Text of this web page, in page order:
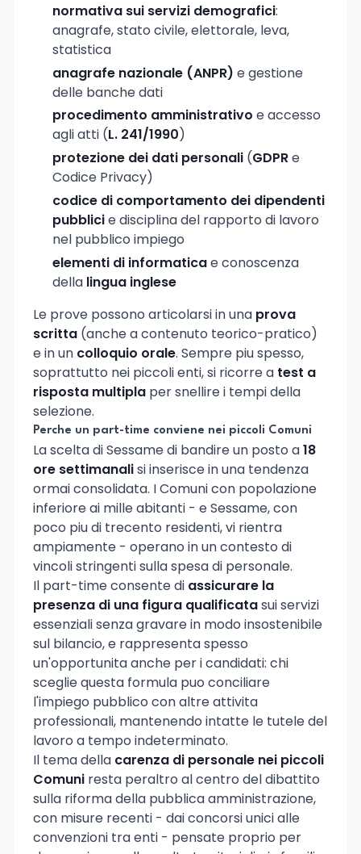
normativa sui servizi demografici:
anagrafe, stato civile, elettorale, leva,
statistica
anagrafe nazionale (ANPR) e gestione
delle banche dati
procedimento amministrativo e accesso
agli atti (L. 241/1990)
protezione dei dati personali (GDPRe
Codice Privacy)
codice di comportamento dei dipendenti
pubblicie disciplina del rapporto di lavoro
nel pubblico impiego
elementi di informaticae conoscenza
della lingua inglese
Le prove possono articolarsi in una prova
scritta (anche a contenuto teorico-pratico)
e in un colloquio orale. Sempre piu spesso,
soprattutto nei piccoli enti, si ricorre a test a
risposta multipla per snellire i tempi della
selezione.
Perche un part-time conviene nei piccoli Comuni
La scelta di Sessame di bandire un posto a18
ore settimanalisi inserisce in una tendenza
ormai consolidata. I Comuni con popolazione
inferiore ai mille abitanti - e Sessame, con
poco piu di trecento residenti, vi rientra
ampiamente - operano in un contesto di
vincoli stringenti sulla spesa di personale.
Il part-time consente di assicurare la
presenza di una figura qualificatasui servizi
essenziali senza gravare in modo insostenibile
sul bilancio, e rappresenta spesso
un'opportunita anche per i candidati: chi
sceglie questa formula puo conciliare
l'impiego pubblico con altre attivita
professionali, mantenendo intatte le tutele del
lavoro a tempo indeterminato.
Il tema della carenza di personale nei piccoli
Comuni resta peraltro al centro del dibattito
sulla riforma della pubblica amministrazione,
con misure recenti - dai concorsi unici alle
convenzioni tra enti - pensate proprio per